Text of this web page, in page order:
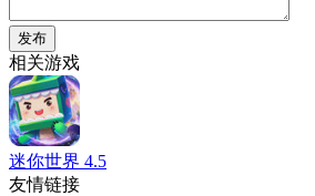
发布
相关游戏
迷你世界 4.5
友情链接